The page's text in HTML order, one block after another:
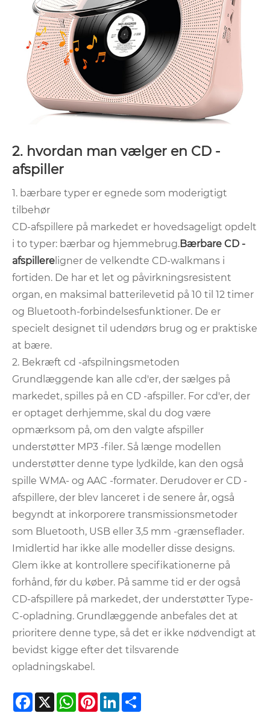
2. hvordan man vælger en CD -
afspiller
1. bærbare typer er egnede som moderigtigt
tilbehør
CD-afspillere på markedet er hovedsageligt opdelt
i to typer: bærbar og hjemmebrug.Bærbare CD -
afspillere ligner de velkendte CD-walkmans i
fortiden. De har et let og påvirkningsresistent
organ, en maksimal batterilevetid på 10 til 12 timer
og Bluetooth-forbindelsesfunktioner. De er
specielt designet til udendørs brug og er praktiske
at bære.
2. Bekræft cd -afspilningsmetoden
Grundlæggende kan alle cd'er, der sælges på
markedet, spilles på en CD -afspiller. For cd'er, der
er optaget derhjemme, skal du dog være
opmærksom på, om den valgte afspiller
understøtter MP3 -filer. Så længe modellen
understøtter denne type lydkilde, kan den også
spille WMA- og AAC -formater. Derudover er CD -
afspillere, der blev lanceret i de senere år, også
begyndt at inkorporere transmissionsmetoder
som Bluetooth, USB eller 3,5 mm -grænseflader.
Imidlertid har ikke alle modeller disse designs.
Glem ikke at kontrollere specifikationerne på
forhånd, før du køber. På samme tid er der også
CD-afspillere på markedet, der understøtter Type-
C-opladning. Grundlæggende anbefales det at
prioritere denne type, så det er ikke nødvendigt at
bevidst kigge efter det tilsvarende
opladningskabel.
Facebook
X WhatsApp
PinterestLinkedIn